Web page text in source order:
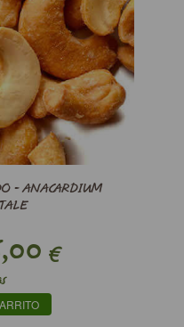
- ANACARDIUM
€